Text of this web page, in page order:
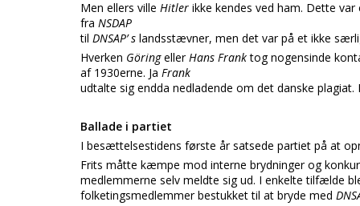
Men ellers ville Hitler ikke kendes ved ham. Dette
fra NSDAP
til DNSAP’ s landsstævner, men det var på et ikke
Hverken GöringellerHans Franktog nogensinde
af 1930erne. Ja Frank
udtalte sig endda nedladende om det danske
Ballade i partiet
I besættelsestidens første år satsede partiet på at
Frits måtte kæmpe mod interne brydninger og
medlemmerne selv meldte sig ud. I enkelte tilfælde
folketingsmedlemmer bestukket til at bryde med